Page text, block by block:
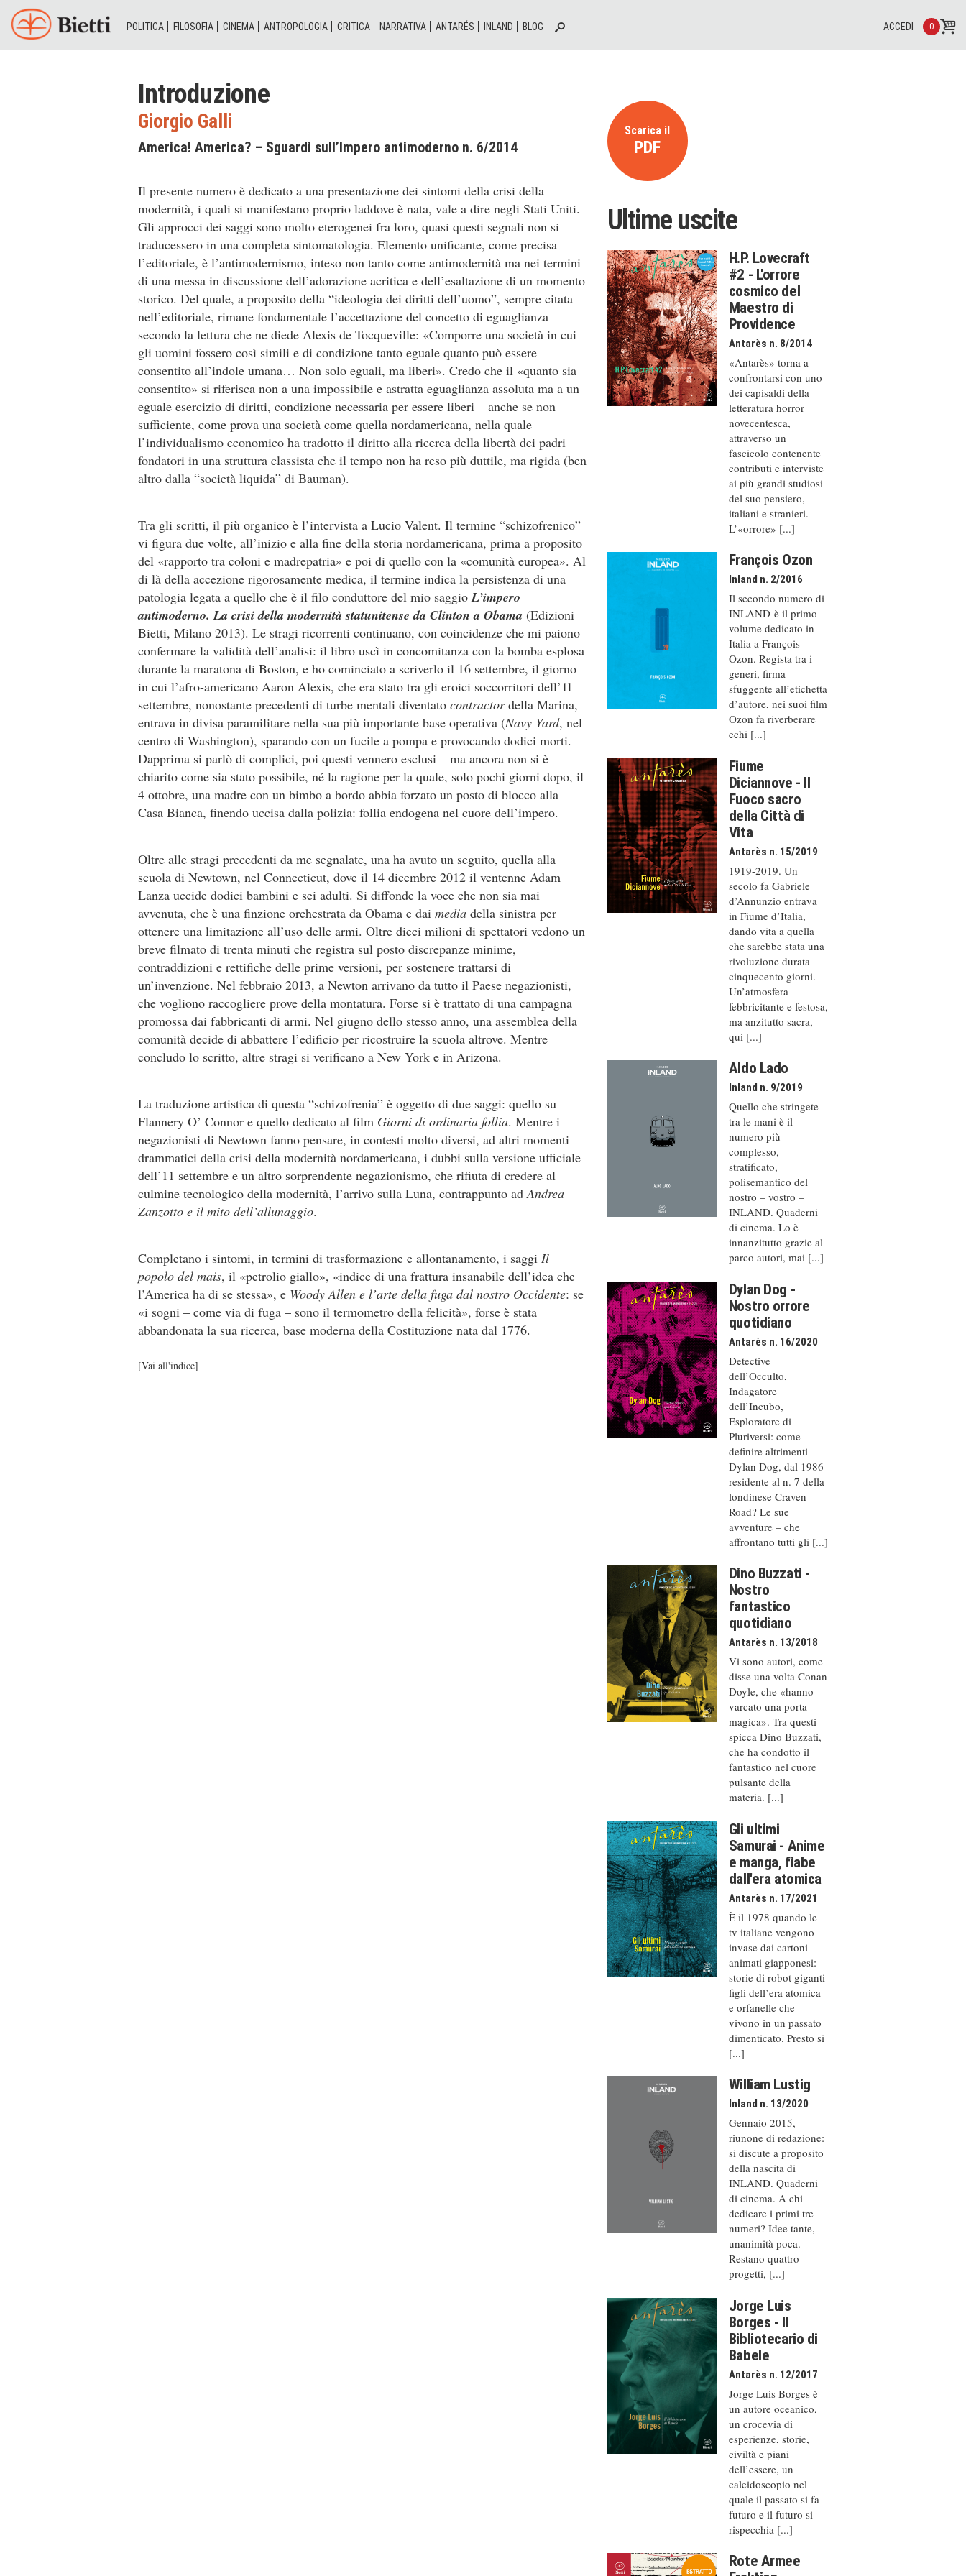
POLITICA FILOSOFIA CINEMA ANTROPOLOGIA CRITICA NARRATIVA ANTARÉS INLAND BLOG 0
ACCEDI
Introduzione
Giorgio Galli
America! America? – Sguardi sull’Impero antimoderno n. 6/2014
Il presente numero è dedicato a una presentazione dei sintomi della crisi della
modernità, i quali si manifestano proprio laddove è nata, vale a dire negli Stati Uniti.
Gli approcci dei saggi sono molto eterogenei fra loro, quasi questi segnali non si
traducessero in una completa sintomatologia. Elemento unificante, come precisa
l’editoriale, è l’antimodernismo, inteso non tanto come antimodernità ma nei termini
di una messa in discussione dell’adorazione acritica e dell’esaltazione di un momento
storico. Del quale, a proposito della “ideologia dei diritti dell’uomo”, sempre citata
nell’editoriale, rimane fondamentale l’accettazione del concetto di eguaglianza
secondo la lettura che ne diede Alexis de Tocqueville: «Comporre una società in cui
gli uomini fossero così simili e di condizione tanto eguale quanto può essere
consentito all’indole umana… Non solo eguali, ma liberi». Credo che il «quanto sia
consentito» si riferisca non a una impossibile e astratta eguaglianza assoluta ma a un
eguale esercizio di diritti, condizione necessaria per essere liberi – anche se non
sufficiente, come prova una società come quella nordamericana, nella quale
l’individualismo economico ha tradotto il diritto alla ricerca della libertà dei padri
fondatori in una struttura classista che il tempo non ha reso più duttile, ma rigida (ben
altro dalla “società liquida” di Bauman).
Tra gli scritti, il più organico è l’intervista a Lucio Valent. Il termine “schizofrenico”
vi figura due volte, all’inizio e alla fine della storia nordamericana, prima a proposito
del «rapporto tra coloni e madrepatria» e poi di quello con la «comunità europea». Al
di là della accezione rigorosamente medica, il termine indica la persistenza di una
patologia legata a quello che è il filo conduttore del mio saggioL’impero
antimoderno. La crisi della modernità statunitense da Clinton a Obama (Edizioni
Bietti, Milano 2013). Le stragi ricorrenti continuano, con coincidenze che mi paiono
confermare la validità dell’analisi: il libro uscì in concomitanza con la bomba esplosa
durante la maratona di Boston, e ho cominciato a scriverlo il 16 settembre, il giorno
in cui l’afro-americano Aaron Alexis, che era stato tra gli eroici soccorritori dell’1l
settembre, nonostante precedenti di turbe mentali diventato contractordella Marina,
entrava in divisa paramilitare nella sua più importante base operativa (Navy Yard, nel
centro di Washington), sparando con un fucile a pompa e provocando dodici morti.
Dapprima si parlò di complici, poi questi vennero esclusi – ma ancora non si è
chiarito come sia stato possibile, né la ragione per la quale, solo pochi giorni dopo, il
4 ottobre, una madre con un bimbo a bordo abbia forzato un posto di blocco alla
Casa Bianca, finendo uccisa dalla polizia: follia endogena nel cuore dell’impero.
Oltre alle stragi precedenti da me segnalate, una ha avuto un seguito, quella alla
scuola di Newtown, nel Connecticut, dove il 14 dicembre 2012 il ventenne Adam
Lanza uccide dodici bambini e sei adulti. Si diffonde la voce che non sia mai
avvenuta, che è una finzione orchestrata da Obama e dai media della sinistra per
ottenere una limitazione all’uso delle armi. Oltre dieci milioni di spettatori vedono un
breve filmato di trenta minuti che registra sul posto discrepanze minime,
contraddizioni e rettifiche delle prime versioni, per sostenere trattarsi di
un’invenzione. Nel febbraio 2013, a Newton arrivano da tutto il Paese negazionisti,
che vogliono raccogliere prove della montatura. Forse si è trattato di una campagna
promossa dai fabbricanti di armi. Nel giugno dello stesso anno, una assemblea della
comunità decide di abbattere l’edificio per ricostruire la scuola altrove. Mentre
concludo lo scritto, altre stragi si verificano a New York e in Arizona.
La traduzione artistica di questa “schizofrenia” è oggetto di due saggi: quello su
Flannery O’ Connor e quello dedicato al film Giorni di ordinaria follia. Mentre i
negazionisti di Newtown fanno pensare, in contesti molto diversi, ad altri momenti
drammatici della crisi della modernità nordamericana, i dubbi sulla versione ufficiale
dell’11 settembre e un altro sorprendente negazionismo, che rifiuta di credere al
culmine tecnologico della modernità, l’arrivo sulla Luna, contrappunto adAndrea
Zanzotto e il mito dell’allunaggio.
Completano i sintomi, in termini di trasformazione e allontanamento, i saggi Il
popolo del mais, il «petrolio giallo», «indice di una frattura insanabile dell’idea che
l’America ha di se stessa», e Woody Allen e l’arte della fuga dal nostro Occidente: se
«i sogni – come via di fuga – sono il termometro della felicità», forse è stata
abbandonata la sua ricerca, base moderna della Costituzione nata dal 1776.
[Vai all'indice]
Scarica il
PDF
Ultime uscite
H.P. Lovecraft
#2 - L'orrore
cosmico del
Maestro di
Providence
Antarès n. 8/2014
«Antarès» torna a
confrontarsi con uno
dei capisaldi della
letteratura horror
novecentesca,
attraverso un
fascicolo contenente
contributi e interviste
ai più grandi studiosi
del suo pensiero,
italiani e stranieri.
L’«orrore» [...]
François Ozon
Inland n. 2/2016
Il secondo numero di
INLAND è il primo
volume dedicato in
Italia a François
Ozon. Regista tra i
generi, firma
sfuggente all’etichetta
d’autore, nei suoi film
Ozon fa riverberare
echi [...]
Fiume
Diciannove - Il
Fuoco sacro
della Città di
Vita
Antarès n. 15/2019
1919-2019. Un
secolo fa Gabriele
d’Annunzio entrava
in Fiume d’Italia,
dando vita a quella
che sarebbe stata una
rivoluzione durata
cinquecento giorni.
Un’atmosfera
febbricitante e festosa,
ma anzitutto sacra,
qui [...]
Aldo Lado
Inland n. 9/2019
Quello che stringete
tra le mani è il
numero più
complesso,
stratificato,
polisemantico del
nostro – vostro –
INLAND. Quaderni
di cinema. Lo è
innanzitutto grazie al
parco autori, mai [...]
Dylan Dog -
Nostro orrore
quotidiano
Antarès n. 16/2020
Detective
dell’Occulto,
Indagatore
dell’Incubo,
Esploratore di
Pluriversi: come
definire altrimenti
Dylan Dog, dal 1986
residente al n. 7 della
londinese Craven
Road? Le sue
avventure – che
affrontano tutti gli [...]
Dino Buzzati -
Nostro
fantastico
quotidiano
Antarès n. 13/2018
Vi sono autori, come
disse una volta Conan
Doyle, che «hanno
varcato una porta
magica». Tra questi
spicca Dino Buzzati,
che ha condotto il
fantastico nel cuore
pulsante della
materia. [...]
Gli ultimi
Samurai - Anime
e manga, fiabe
dall'era atomica
Antarès n. 17/2021
È il 1978 quando le
tv italiane vengono
invase dai cartoni
animati giapponesi:
storie di robot giganti
figli dell’era atomica
e orfanelle che
vivono in un passato
dimenticato. Presto si
[...]
William Lustig
Inland n. 13/2020
Gennaio 2015,
riunone di redazione:
si discute a proposito
della nascita di
INLAND. Quaderni
di cinema. A chi
dedicare i primi tre
numeri? Idee tante,
unanimità poca.
Restano quattro
progetti, [...]
Jorge Luis
Borges - Il
Bibliotecario di
Babele
Antarès n. 12/2017
Jorge Luis Borges è
un autore oceanico,
un crocevia di
esperienze, storie,
civiltà e piani
dell’essere, un
caleido­scopio nel
quale il passato si fa
futuro e il futuro si
rispecchia [...]
Rote Armee